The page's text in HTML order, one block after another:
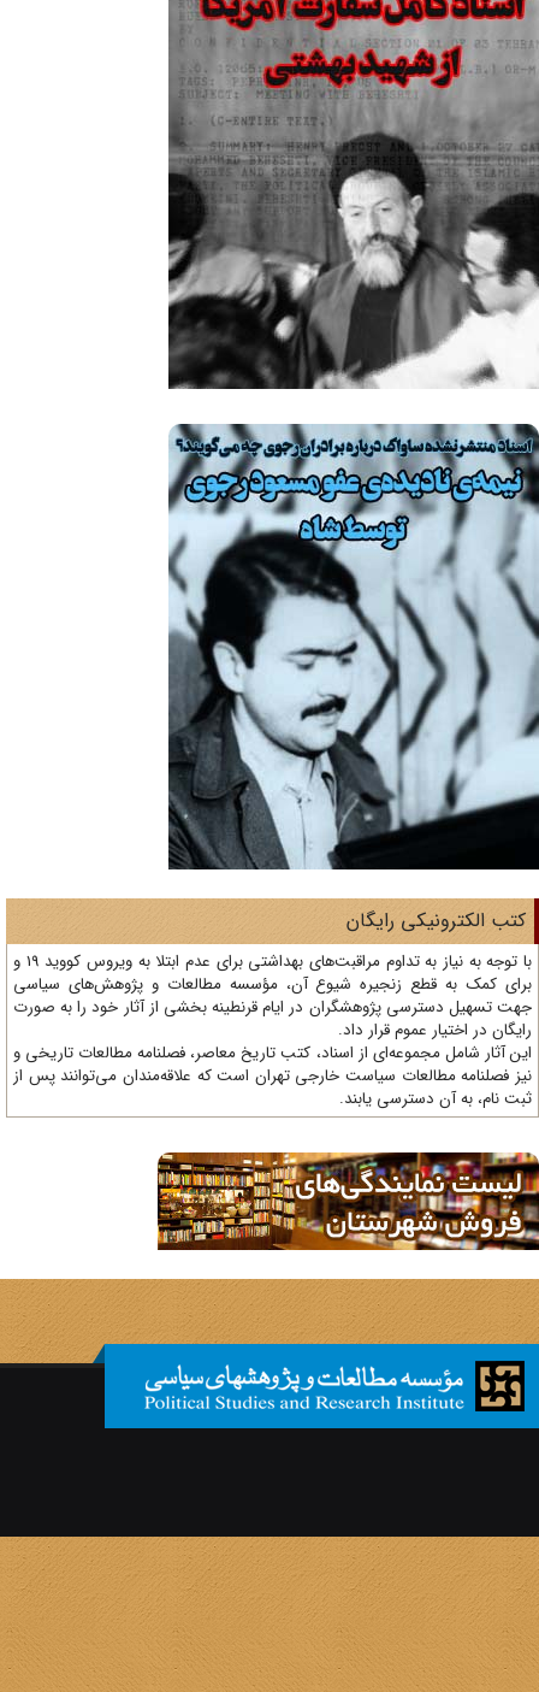
الکترونیکی رایگان
با توجه به نیاز به تداوم مراقبت‌های بهداشتی برای عدم ابتلا به ویروس کووید 19 و
کمک به قطع زنجیره شیوع آن، مؤسسه مطالعات و پژوهش‌های سیاسی
تسهیل دسترسی پژوهشگران در ایام قرنطینه بخشی از آثار خود را به صورت
در اختیار عموم قرار داد.
آثار شامل مجموعه‌ای از اسناد، کتب تاریخ معاصر، فصلنامه‌ مطالعات تاریخی و
فصلنامه مطالعات سیاست خارجی تهران است که علاقه‌مندان می‌توانند پس از
نام، به آن دسترسی یابند.